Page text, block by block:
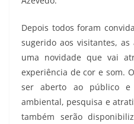
Depois todos foram
sugerido aos visitantes,
uma novidade que vai
experiência de cor e som.
ser aberto ao público e
ambiental, pesquisa e
também serão